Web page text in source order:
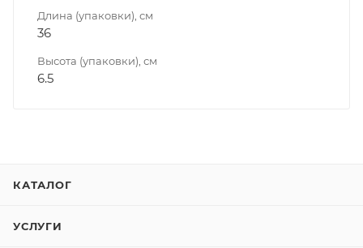
Длина (упаковки), см
36
Высота (упаковки), см
6.5
КАТАЛОГ
УСЛУГИ